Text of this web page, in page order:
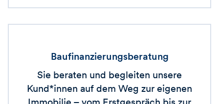
Baufinanzierungsberatung
Sie beraten und begleiten unsere
Kund*innen auf dem Weg zur eigenen